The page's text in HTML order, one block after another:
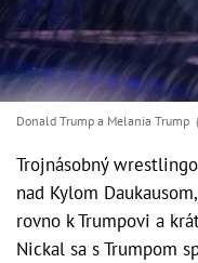
Donald Trump a Melania Trump
Trojnásobný
nad Kylom
rovno k Trumpovi a
Nickal sa s Trumpom